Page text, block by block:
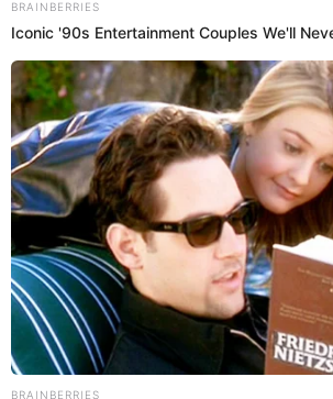
Madre de la adolescente pensó que su hija
asustada por el temblor el Chincha, pero no
Mirella Castro
05 Nov 2025 | 16:25 h